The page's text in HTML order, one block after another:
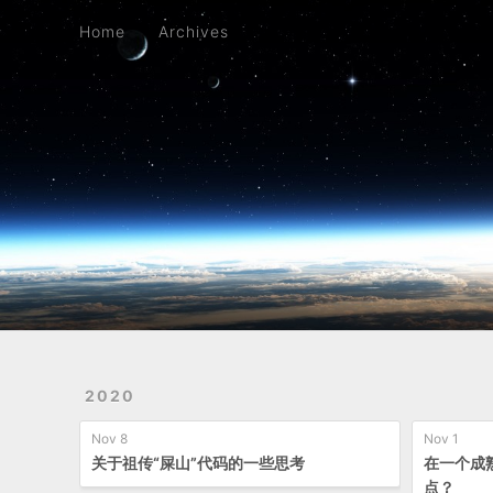
Home Archives
2020
Nov 8
关于祖传“屎山”代码的一些思考
Nov 1
在一个成
点？
Archives